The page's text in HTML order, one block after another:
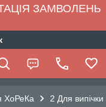
ЗАМВОЛЕНЬ
ХоРеКа 2 Для випічки